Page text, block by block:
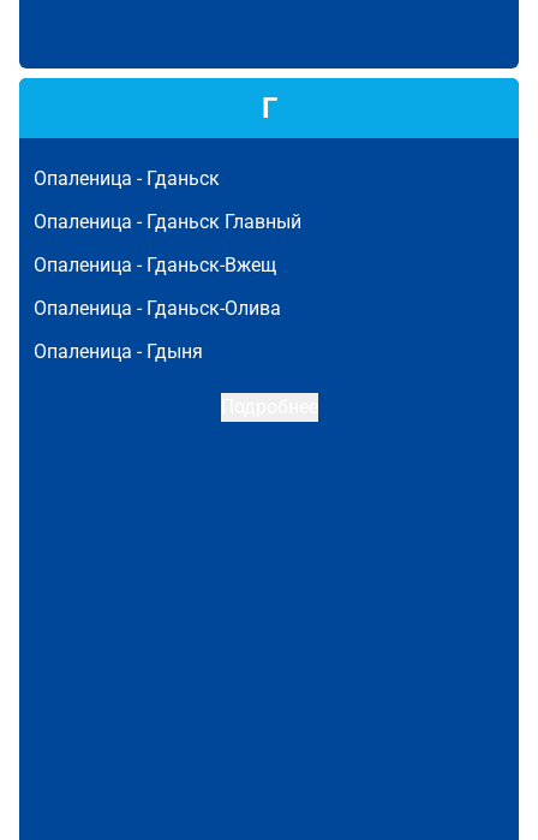
Г
Опаленица - Гданьск
Опаленица - Гданьск Главный
Опаленица - Гданьск-Вжещ
Опаленица - Гданьск-Олива
Опаленица - Гдыня